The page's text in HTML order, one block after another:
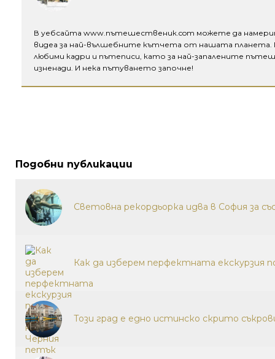
В уебсайта www.пътешественик.com можете да
видеа за най-вълшебните кътчета от нашата
любими кадри и пътеписи, като за най-запалените
изненади. И нека пътуването започне!
Подобни публикации
Световна рекордьорка идва в София за
Как да изберем перфектната екскурзия
Този град е едно истинско скрито